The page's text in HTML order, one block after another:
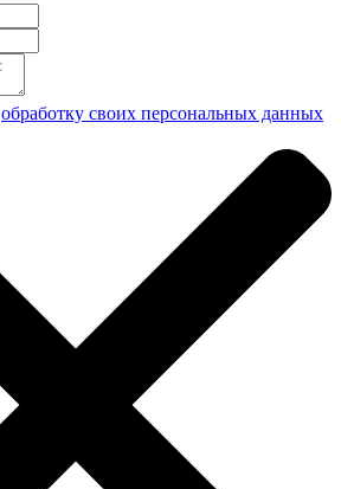
обработку своих персональных данных